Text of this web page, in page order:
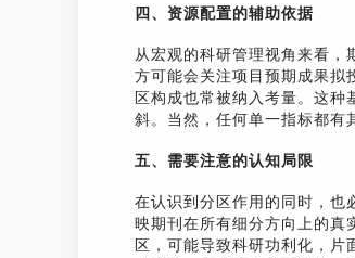
四、资源配置的辅助依据
从宏观的科研管理视角来看，
方可能会关注项目预期成果拟
区构成也常被纳入考量。这
斜。当然，任何单一指标都有
五、需要注意的认知局限
在认识到分区作用的同时，也
映期刊在所有细分方向上的真
区，可能导致科研功利化，